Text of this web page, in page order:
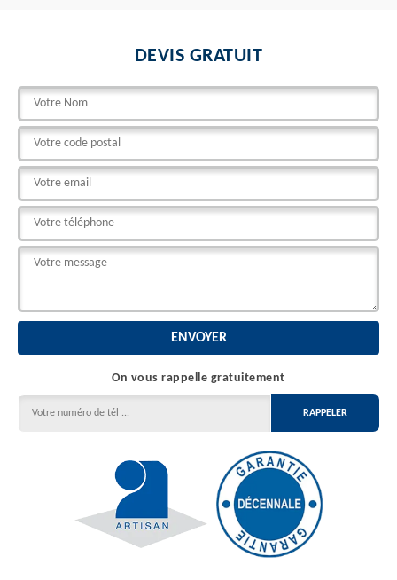
DEVIS GRATUIT
On vous rappelle gratuitement